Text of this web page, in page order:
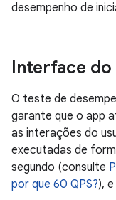
desempenho de
Interface do
O teste de
garante que o app
as interações do
executadas de
segundo (consulte
por que 60 QPS?),